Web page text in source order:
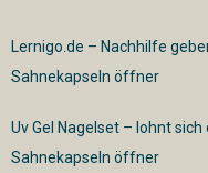
Lernigo.de – Nachhilfe
Sahnekapseln öffner
Uv Gel Nagelset – lohnt sich
Sahnekapseln öffner